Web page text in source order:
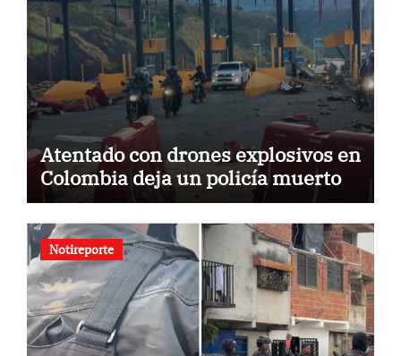
Atentado con drones explosivos en
Colombia deja un policía muerto
Notireporte